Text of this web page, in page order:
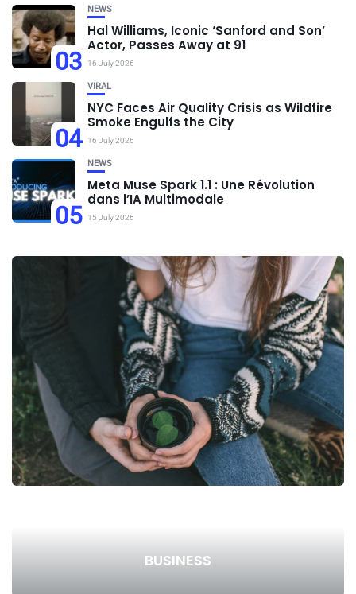
03
NEWS
Hal Williams, Iconic ‘Sanford and Son’
Actor, Passes Away at 91
16 July 2026
04
VIRAL
NYC Faces Air Quality Crisis as Wildfire
Smoke Engulfs the City
16 July 2026
05
NEWS
Meta Muse Spark 1.1 : Une Révolution
dans l’IA Multimodale
15 July 2026
BUSINESS